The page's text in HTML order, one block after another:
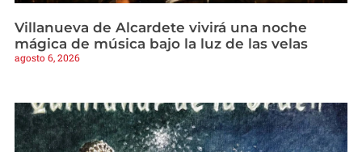
Villanueva de Alcardete vivirá una noche
mágica de música bajo la luz de las velas
agosto 6, 2026